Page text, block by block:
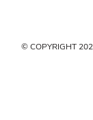
© COPYRIGHT